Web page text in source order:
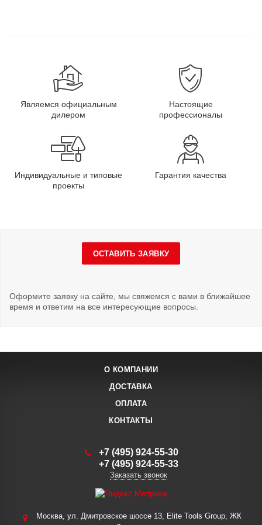
Являемся официальным
дилером
Настоящие
профессионалы
Индивидуальные и типовые
проекты
Гарантия качества
ОСТАВИТЬ ЗАЯВКУ
Оформите заявку на сайте, мы свяжемся с вами в ближайшее
время и ответим на все интересующие вопросы.
О КОМПАНИИ
ДОСТАВКА
ОПЛАТА
КОНТАКТЫ
+7 (495) 924-55-30
+7 (495) 924-55-33
Заказать звонок
Москва, ул. Дмитровское шоссе 13, Elite Tools Group, ЖК